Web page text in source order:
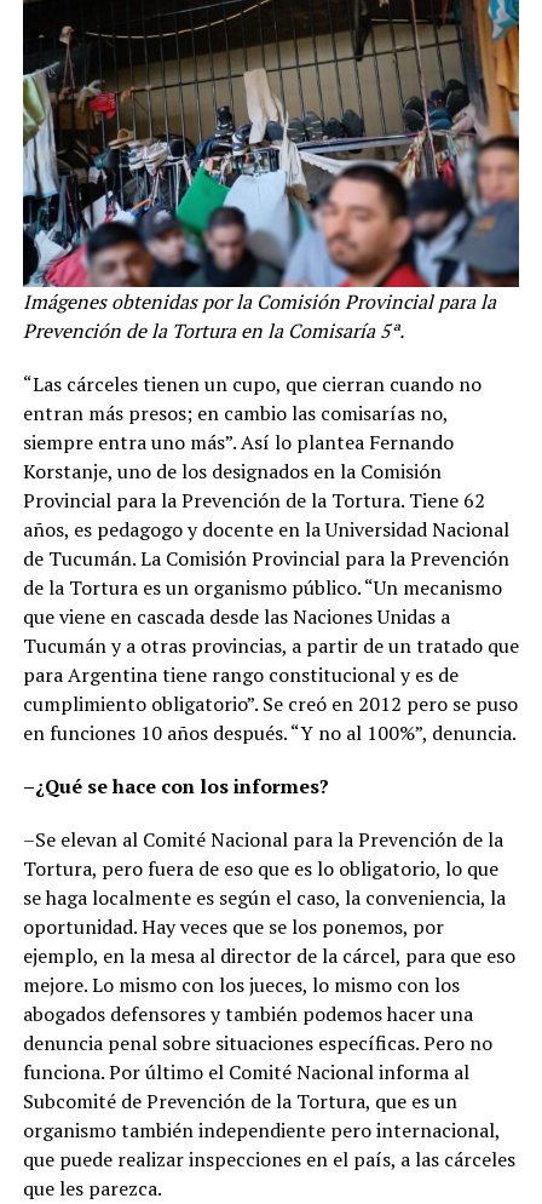
Imágenes obtenidas por la Comisión Provincial para la
Prevención de la Tortura en la Comisaría 5ª.
“Las cárceles tienen un cupo, que cierran cuando no
entran más presos; en cambio las comisarías no,
siempre entra uno más”. Así lo plantea Fernando
Korstanje, uno de los designados en la Comisión
Provincial para la Prevención de la Tortura. Tiene 62
años, es pedagogo y docente en la Universidad Nacional
de Tucumán. La Comisión Provincial para la Prevención
de la Tortura es un organismo público. “Un mecanismo
que viene en cascada desde las Naciones Unidas a
Tucumán y a otras provincias, a partir de un tratado que
para Argentina tiene rango constitucional y es de
cumplimiento obligatorio”. Se creó en 2012 pero se puso
en funciones 10 años después. “Y no al 100%”, denuncia.
–¿Qué se hace con los informes?
–Se elevan al Comité Nacional para la Prevención de la
Tortura, pero fuera de eso que es lo obligatorio, lo que
se haga localmente es según el caso, la conveniencia, la
oportunidad. Hay veces que se los ponemos, por
ejemplo, en la mesa al director de la cárcel, para que eso
mejore. Lo mismo con los jueces, lo mismo con los
abogados defensores y también podemos hacer una
denuncia penal sobre situaciones específicas. Pero no
funciona. Por último el Comité Nacional informa al
Subcomité de Prevención de la Tortura, que es un
organismo también independiente pero internacional,
que puede realizar inspecciones en el país, a las cárceles
que les parezca.